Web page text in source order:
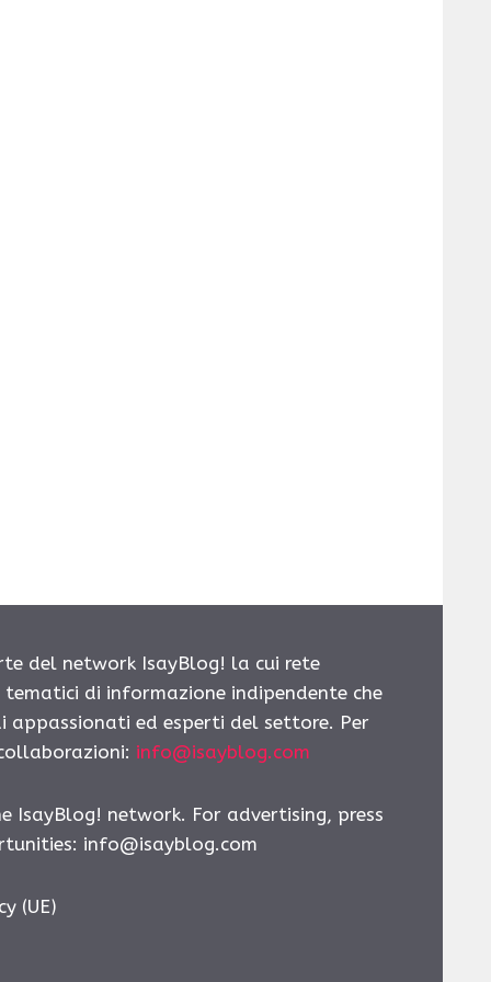
del network IsayBlog! la cui rete
di informazione indipendente che
ed esperti del settore. Per
info@isayblog.com
IsayBlog! network. For advertising, press
info@isayblog.com
(UE)